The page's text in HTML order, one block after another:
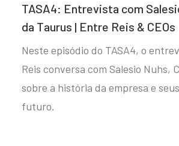
TASA4: Entrevista com
da Taurus | Entre Reis & CEOs
Neste episódio do TASA4, o
Reis conversa com Salesio Nuhs,
sobre a história da empresa e
futuro.